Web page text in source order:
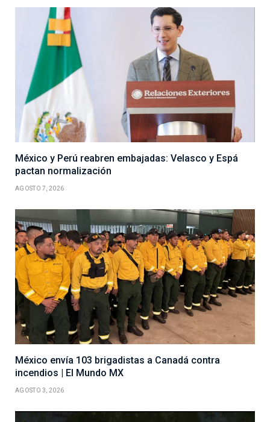
México y Perú reabren embajadas: Velasco y Espá
pactan normalización
AGOSTO 7, 2026
México envía 103 brigadistas a Canadá contra
incendios | El Mundo MX
AGOSTO 3, 2026